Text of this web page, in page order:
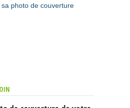
photo de couverture